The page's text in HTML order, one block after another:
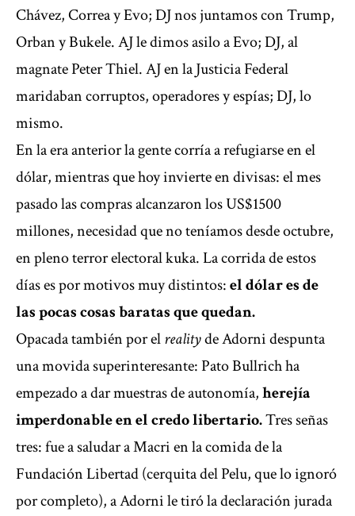
Chávez, Correa y Evo; DJ nos juntamos con Trump,
Orban y Bukele. AJ le dimos asilo a Evo; DJ, al
magnate Peter Thiel. AJ en la Justicia Federal
maridaban corruptos, operadores y espías; DJ, lo
mismo.
En la era anterior la gente corría a refugiarse en el
dólar, mientras que hoy invierte en divisas: el mes
pasado las compras alcanzaron los US$1500
millones, necesidad que no teníamos desde octubre,
en pleno terror electoral kuka. La corrida de estos
días es por motivos muy distintos:el dólar es de
las pocas cosas baratas que quedan.
Opacada también por elrealityde Adorni despunta
una movida superinteresante: Pato Bullrich ha
empezado a dar muestras de autonomía,herejía
imperdonable en el credo libertario.Tres señas
tres: fue a saludar a Macri en la comida de la
Fundación Libertad (cerquita del Pelu, que lo ignoró
por completo), a Adorni le tiró la declaración jurada